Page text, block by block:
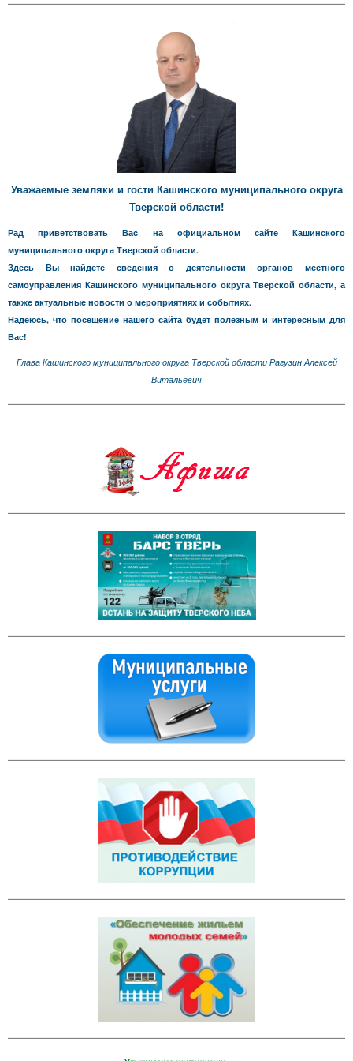
Уважаемые земляки и гости Кашинского муниципального округа
Тверской области!
Рад приветствовать Вас на официальном сайте Кашинского
муниципального округа Тверской области.
Здесь Вы найдете сведения о деятельности органов местного
самоуправления Кашинского муниципального округа Тверской области, а
также актуальные новости о мероприятиях и событиях.
Надеюсь, что посещение нашего сайта будет полезным и интересным для
Вас!
Глава Кашинского муниципального округа Тверской области Рагузин Алексей
Витальевич